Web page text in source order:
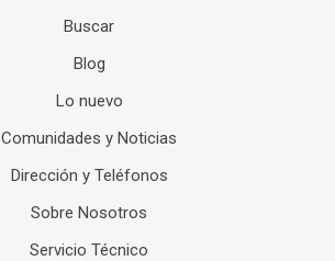
Buscar
Blog
Lo nuevo
Comunidades y Noticias
Dirección y Teléfonos
Sobre Nosotros
Servicio Técnico